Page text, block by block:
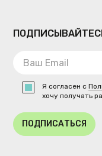
Я согласен с
хочу получать
ПОДПИСАТЬСЯ